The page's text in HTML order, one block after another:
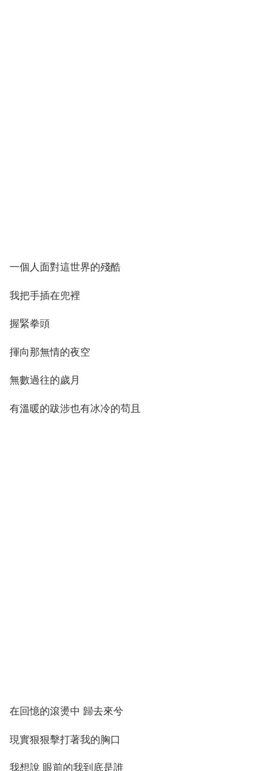
一個人面對這世界的殘酷
我把手插在兜裡
握緊拳頭
揮向那無情的夜空
無數過往的歲月
有溫暖的跋涉也有冰冷的苟且
在回憶的滾燙中 歸去來兮
現實狠狠擊打著我的胸口
我想說 眼前的我到底是誰